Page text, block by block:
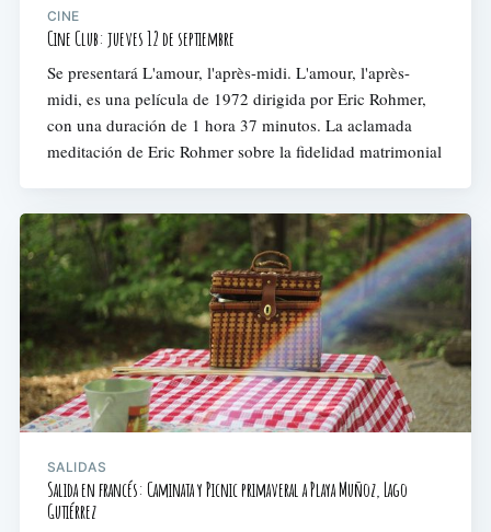
CINE
Cine Club: jueves 12 de septiembre
Se presentará L'amour, l'après-midi. L'amour, l'après-
midi, es una película de 1972 dirigida por Eric Rohmer,
con una duración de 1 hora 37 minutos. La aclamada
meditación de Eric Rohmer sobre la fidelidad matrimonial
SALIDAS
Salida en francés: Caminata y Picnic primaveral a Playa Muñoz, Lago
Gutiérrez